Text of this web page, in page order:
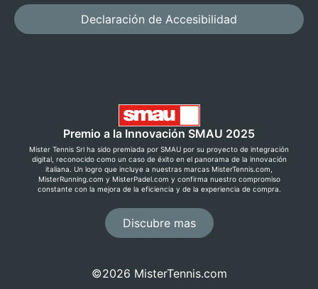
Declaración de Accesibilidad
Premio a la Innovación SMAU 2025
Mister Tennis Srl ha sido premiada por SMAU por su proyecto de integración
digital, reconocido como un caso de éxito en el panorama de la innovación
italiana. Un logro que incluye a nuestras marcas MisterTennis.com,
MisterRunning.com y MisterPadel.com y confirma nuestro compromiso
constante con la mejora de la eficiencia y de la experiencia de compra.
Discubre mas
©2026 MisterTennis.com